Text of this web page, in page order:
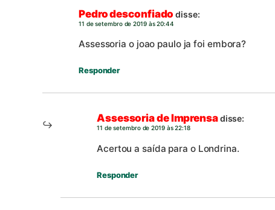
Pedro desconfiado disse:
11 de setembro de 2019 às 20:44
Assessoria o joao paulo ja foi embora?
Responder
Assessoria de Imprensadisse:
11 de setembro de 2019 às 22:18
Acertou a saída para o Londrina.
Responder